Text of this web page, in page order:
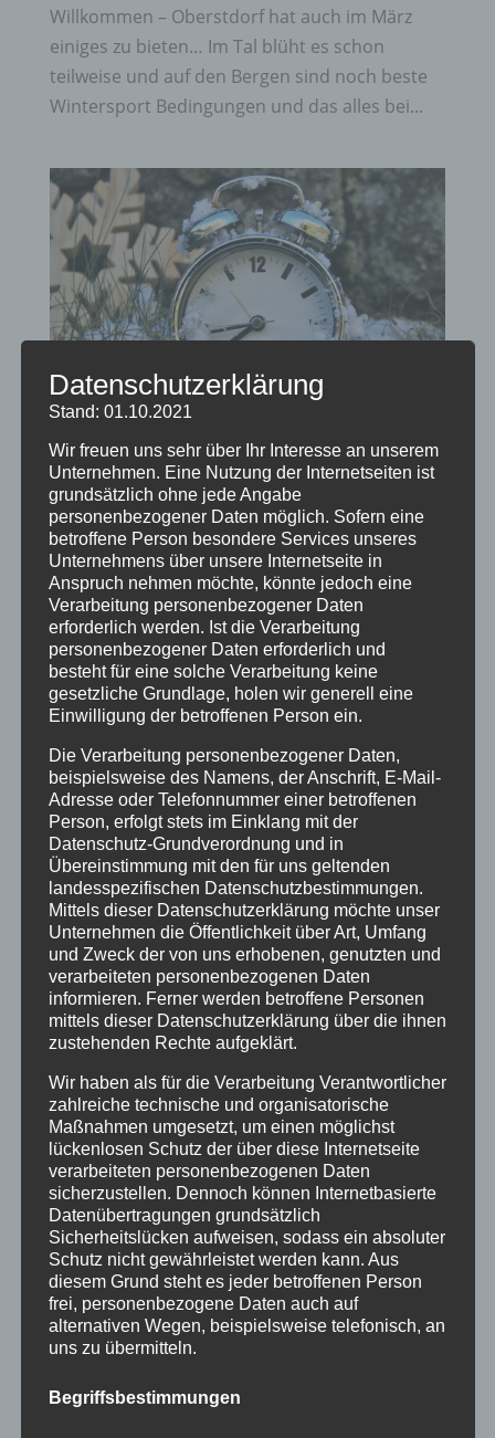
Willkommen – Oberstdorf hat auch im März
einiges zu bieten… Im Tal blüht es schon
teilweise und auf den Bergen sind noch beste
Wintersport Bedingungen und das alles bei...
Ferienwohnung Angebot Januar 2023
vonHausPartale|Jan. 7, 2023|Angebote
Ferienwohnungen,Oberstdorf
Januar Last Minute Ferienwohnung Angebot
Haus Partale Oberstdorf Sie möchten eine
kleine winterliche Auszeit im neuen Jahr 2023 in
Oberstdorf nehmen? Wir haben im Januar 2023
noch freie Ferienwohnungen, die wir Ihnen
teilweise mit einem Last Minute Rabatt
anbieten...
LAST MINUTE RABATT
vonHausPartale|Nov. 22, 2022|Allgäu,Angebote
Ferienwohnungen,Haus Partale,Oberstdorf
Last Minute Rabatt auf alle verfügbaren
Ferienwohnungen Ende November/Anfang
Dezember 2022 Das Jahr neigt sich schon
wieder dem Ende zu und
Weihnachten/Silvester stehen fast schon vor
und die Oberstdorfer Berge sind bereits...
Datenschutzerklärung
Stand: 01.10.2021
Wir freuen uns sehr über Ihr Interesse an unserem
Unternehmen. Eine Nutzung der Internetseiten ist
grundsätzlich ohne jede Angabe
personenbezogener Daten möglich. Sofern eine
betroffene Person besondere Services unseres
Unternehmens über unsere Internetseite in
Anspruch nehmen möchte, könnte jedoch eine
Verarbeitung personenbezogener Daten
erforderlich werden. Ist die Verarbeitung
personenbezogener Daten erforderlich und
besteht für eine solche Verarbeitung keine
gesetzliche Grundlage, holen wir generell eine
Einwilligung der betroffenen Person ein.
Die Verarbeitung personenbezogener Daten,
beispielsweise des Namens, der Anschrift, E-Mail-
Adresse oder Telefonnummer einer betroffenen
Person, erfolgt stets im Einklang mit der
Datenschutz-Grundverordnung und in
Übereinstimmung mit den für uns geltenden
landesspezifischen Datenschutzbestimmungen.
Mittels dieser Datenschutzerklärung möchte unser
Unternehmen die Öffentlichkeit über Art, Umfang
und Zweck der von uns erhobenen, genutzten und
verarbeiteten personenbezogenen Daten
informieren. Ferner werden betroffene Personen
mittels dieser Datenschutzerklärung über die ihnen
zustehenden Rechte aufgeklärt.
Wir haben als für die Verarbeitung Verantwortlicher
zahlreiche technische und organisatorische
Maßnahmen umgesetzt, um einen möglichst
lückenlosen Schutz der über diese Internetseite
verarbeiteten personenbezogenen Daten
sicherzustellen. Dennoch können Internetbasierte
Datenübertragungen grundsätzlich
Sicherheitslücken aufweisen, sodass ein absoluter
Schutz nicht gewährleistet werden kann. Aus
diesem Grund steht es jeder betroffenen Person
frei, personenbezogene Daten auch auf
alternativen Wegen, beispielsweise telefonisch, an
uns zu übermitteln.
Begriffsbestimmungen